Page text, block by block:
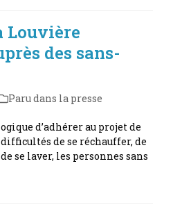
Louvière
des sans-
Paru dans la presse
d’adhérer au projet de
difficultés de se réchauffer, de
se laver, les personnes sans